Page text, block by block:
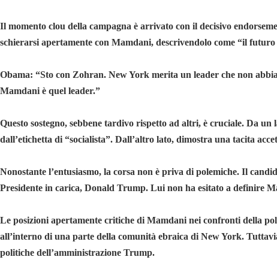
Il momento clou della campagna è arrivato con il decisivo
schierarsi apertamente con Mamdani, descrivendolo come “il
Obama: “Sto con Zohran. New York merita un leader che non
Mamdani è quel leader.”
Questo sostegno, sebbene tardivo rispetto ad altri, è cruciale. Da
dall’etichetta di “socialista”. Dall’altro lato, dimostra una tacita
Nonostante l’entusiasmo, la corsa non è priva di polemiche. Il
Presidente in carica, Donald Trump. Lui non ha esitato a definire
Le posizioni apertamente critiche di Mamdani nei confronti della
all’interno di una parte della comunità ebraica di New York.
politiche dell’amministrazione Trump.